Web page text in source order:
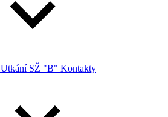
Utkání SŽ "B" Kontakty